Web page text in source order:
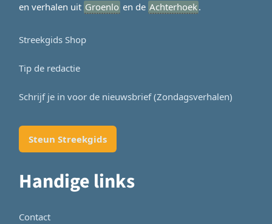
en verhalen uit Groenlo en de Achterhoek.
Streekgids Shop
Tip de redactie
Schrijf je in voor de nieuwsbrief (Zondagsverhalen)
Steun Streekgids
Handige links
Contact